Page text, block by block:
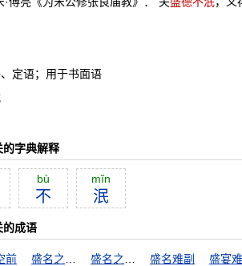
定语；用于书面语
的字典解释
bù
不
mĭn
泯
的成语
前 盛名难副
盛宴